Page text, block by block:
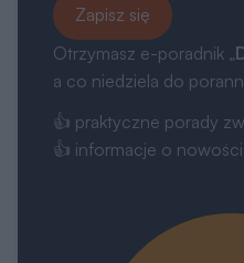
Zapisz się
Otrzymasz e-poradnik „
a co niedziela do
👍 praktyczne porady
👍 informacje o